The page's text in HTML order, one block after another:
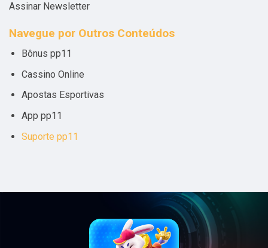
Assinar Newsletter
Navegue por Outros Conteúdos
Bônus pp11
Cassino Online
Apostas Esportivas
App pp11
Suporte pp11